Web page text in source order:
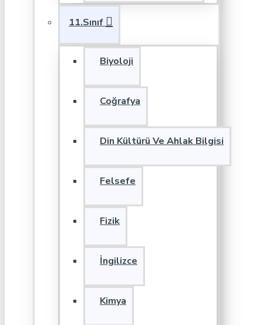
11.Sınıf
Biyoloji
Coğrafya
Din Kültürü Ve Ahlak Bilgisi
Felsefe
Fizik
İngilizce
Kimya